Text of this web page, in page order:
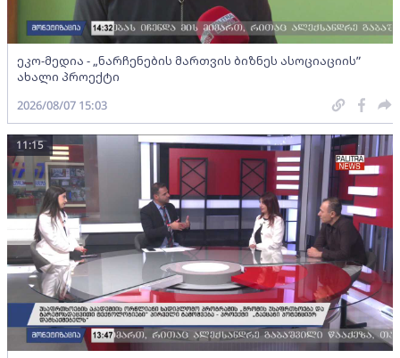
ეკო-მედია - „ნარჩენების მართვის ბიზნეს ასოციაციის”
ახალი პროექტი
2026/08/07 15:03
11:15